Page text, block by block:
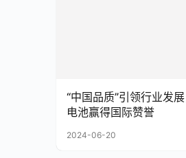
“中国品质”引领行业发
电池赢得国际赞誉
2024-06-20